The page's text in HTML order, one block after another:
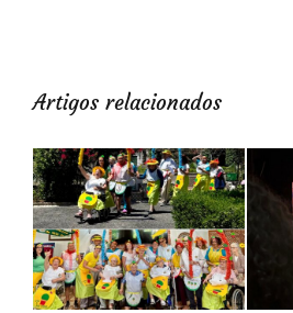
Artigos relacionados